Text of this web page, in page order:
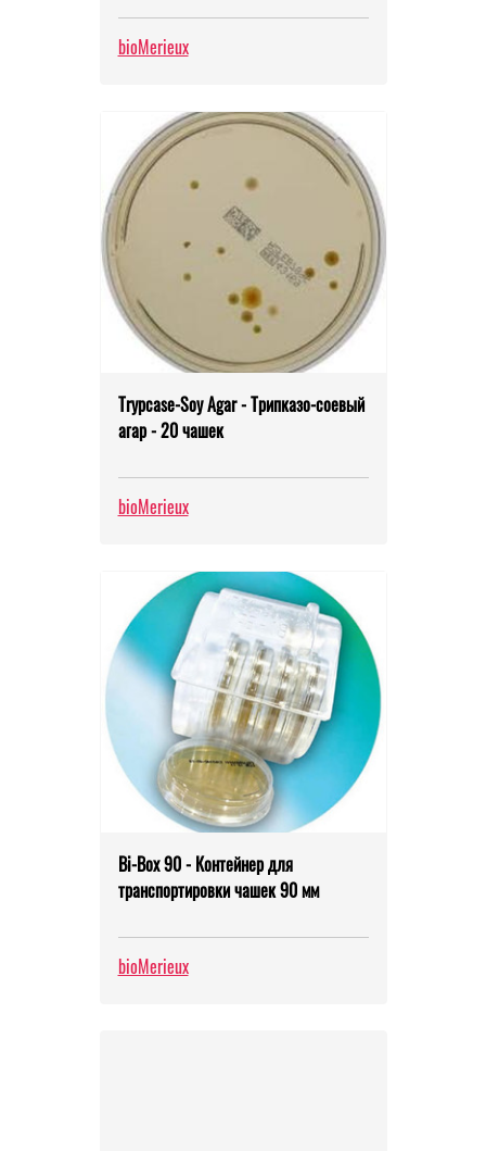
bioMerieux
Trypcase-Soy Agar - Трипказо-соевый
агар - 20 чашек
bioMerieux
Bi-Box 90 - Контейнер для
транспортировки чашек 90 мм
bioMerieux